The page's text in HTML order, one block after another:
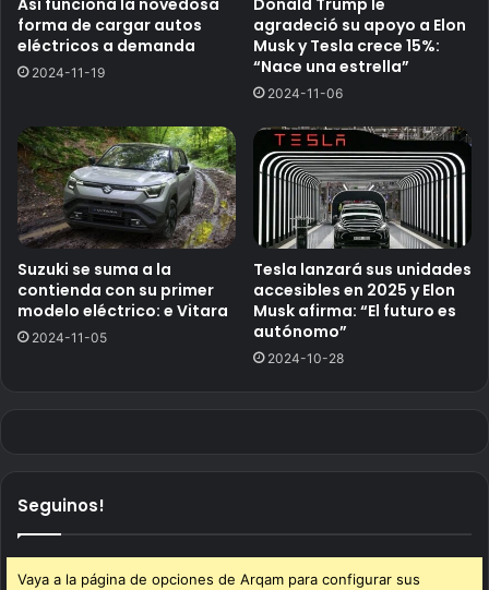
forma de cargar autos
eléctricos a demanda
2024-11-19
agradeció su apoyo a Elon
Musk y Tesla crece 15%:
“Nace una estrella”
2024-11-06
Suzuki se suma a la
contienda con su primer
modelo eléctrico: e Vitara
2024-11-05
Tesla lanzará sus unidades
accesibles en 2025 y Elon
Musk afirma: “El futuro es
autónomo”
2024-10-28
Seguinos!
Vaya a la página de opciones de Arqam para configurar sus